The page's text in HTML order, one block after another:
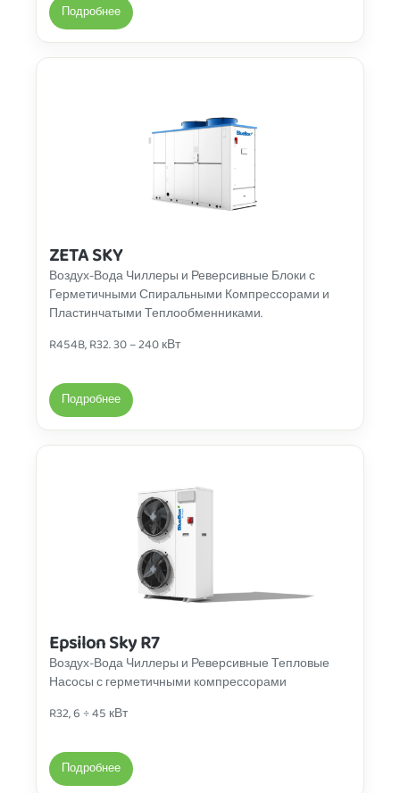
Подробнее
ZETA SKY
Воздух-Вода Чиллерыи Реверсивные Блоки с
Герметичными Спиральными Компрессорами и
Пластинчатыми Теплообменниками.
R454B, R32. 30 – 240 кВт
Подробнее
Epsilon Sky R7
Воздух-Вода Чиллеры и Реверсивные Тепловые
Насосы с герметичными компрессорами
R32, 6 ÷ 45 кВт
Подробнее